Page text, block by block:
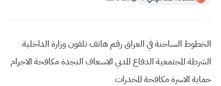
الخطوط الساخنة في العراق رقم هاتف تلفون وزارة الداخلية
الشرطة المجتمعية الدفاع المدني الاسعاف النجدة مكافحة الاجرام
حماية الاسرة مكافحة المخدرات